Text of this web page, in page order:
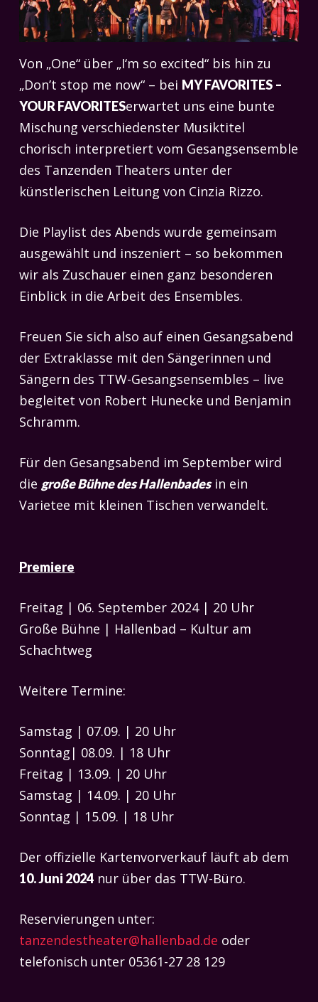
Von „One“ über „I‘m so excited“ bis hin zu
„Don’t stop me now“ – bei MY FAVORITES –
YOUR FAVORITESerwartet uns eine bunte
Mischung verschiedenster Musiktitel
chorisch interpretiert vom Gesangsensemble
des Tanzenden Theaters unter der
künstlerischen Leitung von Cinzia Rizzo.
Die Playlist des Abends wurde gemeinsam
ausgewählt und inszeniert – so bekommen
wir als Zuschauer einen ganz besonderen
Einblick in die Arbeit des Ensembles.
Freuen Sie sich also auf einen Gesangsabend
der Extraklasse mit den Sängerinnen und
Sängern des TTW-Gesangsensembles – live
begleitet von Robert Hunecke und Benjamin
Schramm.
Für den Gesangsabend im September wird
die große Bühne des Hallenbadesin ein
Varietee mit kleinen Tischen verwandelt.
Premiere
Freitag | 06. September 2024 | 20 Uhr
Große Bühne | Hallenbad – Kultur am
Schachtweg
Weitere Termine:
Samstag | 07.09. | 20 Uhr
Sonntag| 08.09. | 18 Uhr
Freitag | 13.09. | 20 Uhr
Samstag | 14.09. | 20 Uhr
Sonntag | 15.09. | 18 Uhr
Der offizielle Kartenvorverkauf läuft ab dem
10. Juni 2024nur über das TTW-Büro.
Reservierungen unter:
tanzendestheater@hallenbad.de oder
telefonisch unter 05361-27 28 129